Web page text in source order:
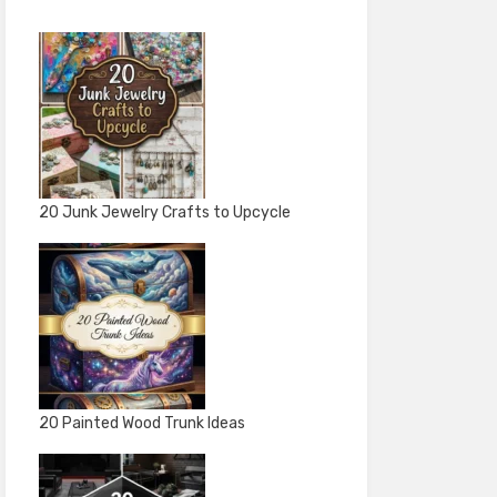
20 Junk Jewelry Crafts to Upcycle
20 Painted Wood Trunk Ideas